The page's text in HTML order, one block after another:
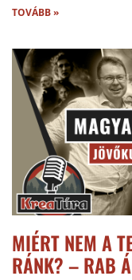
TOVÁBB »
MIÉRT NEM A
RÁNK? – RAB